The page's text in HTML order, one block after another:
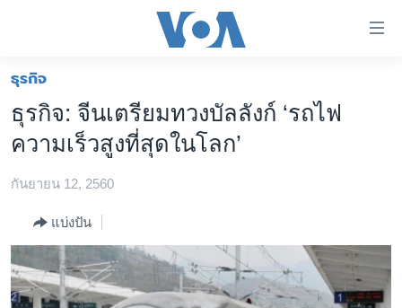
ต่อ
ไป
เนื้อหา
ข้าม
หลัก
ข้าม
ไป
หน้าหลัก
โลก
เอเชีย
สหรัฐฯ
ไทย
ธุรกิจ
วิทยาศาสตร์
ธุรกิจ
ธุรกิจ: จีนเตรียมทวงบัลลังก์ ‘รถไฟ
ความเร็วสูงที่สุดในโลก’
กันยายน 12, 2560
แบ่งปัน